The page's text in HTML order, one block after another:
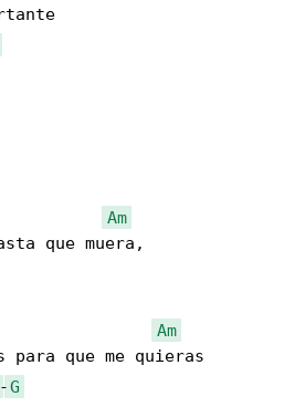
Am
Am
que me quieras
-G